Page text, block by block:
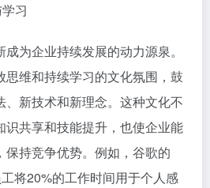
习
为企业持续发展的动力源泉。
思维和持续学习的文化氛围，鼓
、新技术和新理念。这种文化不
识共享和技能提升，也使企业能
持竞争优势。例如，谷歌的
将20%的工作时间用于个人感